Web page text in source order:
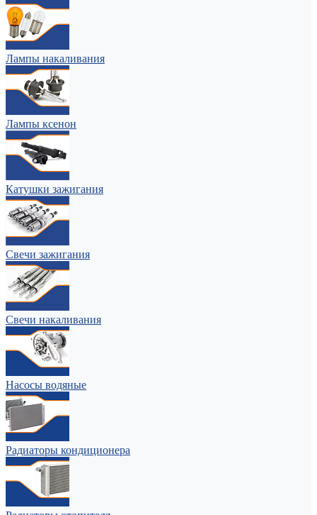
Лампы накаливания
Лампы ксенон
Катушки зажигания
Свечи зажигания
Свечи накаливания
Насосы водяные
Радиаторы кондиционера